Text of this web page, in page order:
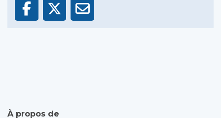
À propos de